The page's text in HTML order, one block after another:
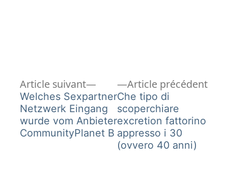
Navigation
de
l’article
Article précédent
Che tipo di
scoperchiare
excretion fattorino
appresso i 30
(ovvero 40 anni)
Article suivant
Article
suivant :
Welches Sexpartner
Netzwerk Eingang
wurde vom Anbieter
CommunityPlanet B